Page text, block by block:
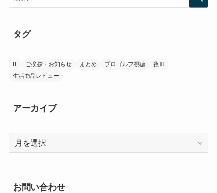
タグ
IT ご挨拶・お知らせ まとめ プロゴルフ視聴
数Ⅲ
生活商品レビュー
アーカイブ
ブお問い合わせ